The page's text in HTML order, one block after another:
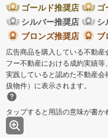
ゴールド推奨店
シルバー推奨店
シ
ブロンズ推奨店
ブ
広告商品を購入している不動
フー不動産における成約実績
実践していると認めた不動産
扱物件）に表示されます。
タップすると用語の意味が書か